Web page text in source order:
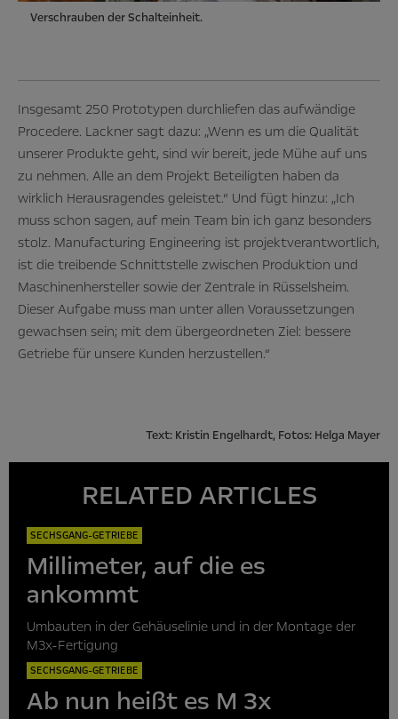
Verschrauben der Schalteinheit.
Insgesamt 250 Prototypen durchliefen das aufwändige
Procedere. Lackner sagt dazu: „Wenn es um die Qualität
unserer Produkte geht, sind wir bereit, jede Mühe auf uns
zu nehmen. Alle an dem Projekt Beteiligten haben da
wirklich Herausragendes geleistet.“ Und fügt hinzu: „Ich
muss schon sagen, auf mein Team bin ich ganz besonders
stolz. Manufacturing Engineering ist projektverantwortlich,
ist die treibende Schnittstelle zwischen Produktion und
Maschinenhersteller sowie der Zentrale in Rüsselsheim.
Dieser Aufgabe muss man unter allen Voraussetzungen
gewachsen sein; mit dem übergeordneten Ziel: bessere
Getriebe für unsere Kunden herzustellen.“
Text: Kristin Engelhardt, Fotos: Helga Mayer
RELATED ARTICLES
SECHSGANG-GETRIEBE
Millimeter, auf die es
ankommt
Umbauten in der Gehäuselinie und in der Montage der
M3x-Fertigung
SECHSGANG-GETRIEBE
Ab nun heißt es M 3x